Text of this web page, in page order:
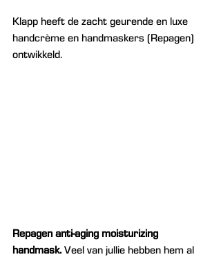
Klapp heeft de zacht geurende en luxe
handcrème en handmaskers (Repagen)
ontwikkeld.
Repagen anti-aging moisturizing
handmask. Veel van jullie hebben hem al